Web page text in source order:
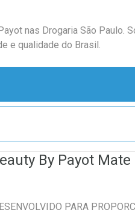
nas Drogaria São Paulo.
e qualidade do Brasil.
By Payot Mate
PARA